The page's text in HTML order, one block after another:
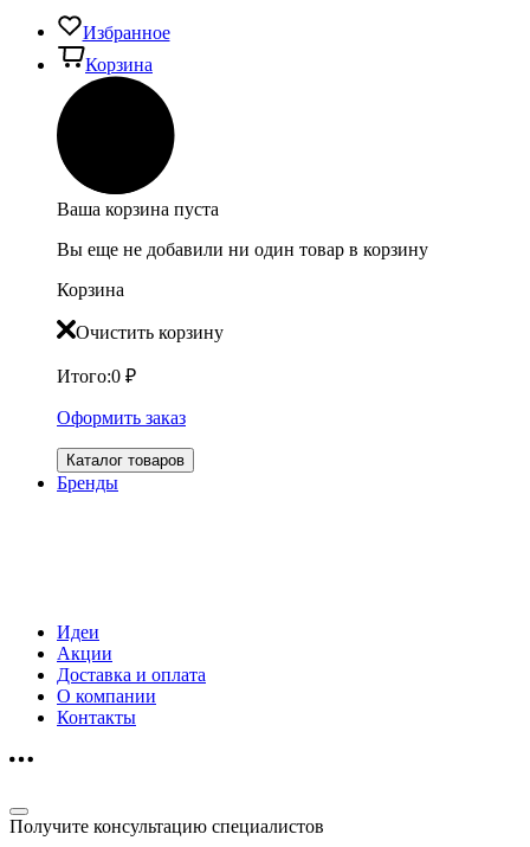
Избранное
Корзина
Ваша корзина пуста
Вы еще не добавили ни один товар в корзину
Корзина
Очистить корзину
Итого:0 ₽
Оформить заказ
Каталог товаров
Бренды
Идеи
Акции
Доставка и оплата
О компании
Контакты
Получите консультацию специалистов